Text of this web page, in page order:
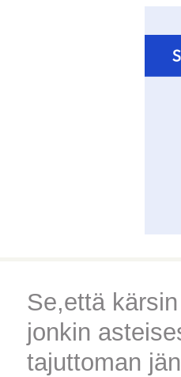
Se,että
jonkin
tajuttoman